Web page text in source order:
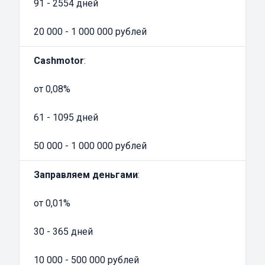
заявки внимательно изучите условия. Для
единственный выход из сложного
финансового положения. Вы ничем не
с такими компаниями уже давно оценили их
91 - 2554 дней
20 000 - 1 000 000 рублей
Cashmotor:
от 0,08%
61 - 1095 дней
50 000 - 1 000 000 рублей
Заправляем деньгами:
от 0,01%
30 - 365 дней
10 000 - 500 000 рублей